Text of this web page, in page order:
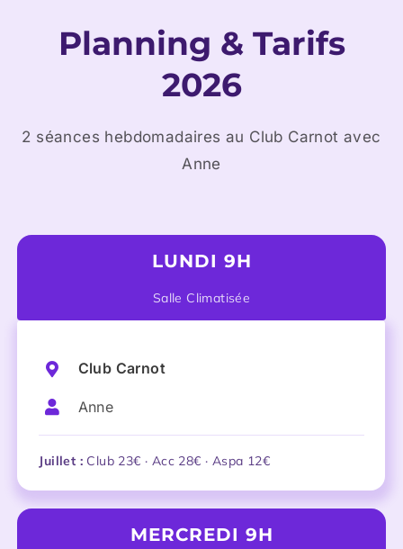
Planning & Tarifs
2026
2 séances hebdomadaires au Club Carnot avec
Anne
LUNDI 9H
Salle Climatisée
Club Carnot
Anne
Juillet :Club 23€ · Acc 28€ · Aspa 12€
MERCREDI 9H